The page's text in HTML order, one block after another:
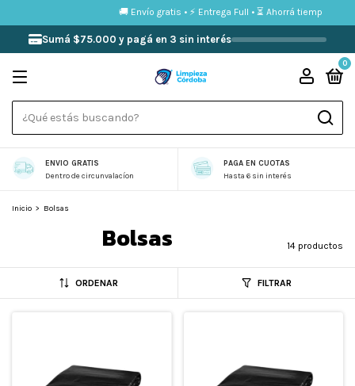
0
ENVIO GRATIS
Dentro de circunvalacíon
PAGA EN CUOTAS
Hasta 6 sin interés
Inicio > Bolsas
Bolsas 14 productos
ORDENAR FILTRAR
Sumá $75.000 y pagá en 3 sin interés
🚚 Envío gratis • ⚡ Entrega Full • ⏳ Ahorrá tiempo